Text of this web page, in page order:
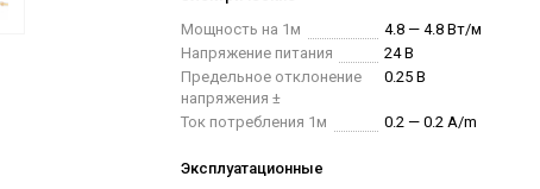
Мощность на 1м
4.8 — 4.8 Вт/м
Напряжение питания
24 В
Предельное отклонение
напряжения ±
0.25 В
Ток потребления 1м 0.2 — 0.2 A/m
Эксплуатационные